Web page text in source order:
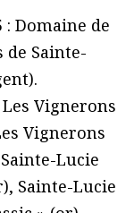
: Domaine de
de Sainte-
Les Vignerons
Vignerons
Lucie
Sainte-Lucie